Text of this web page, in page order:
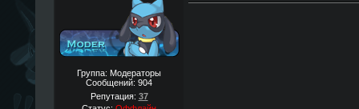
Группа: Модераторы
Сообщений: 904
Репутация: 37